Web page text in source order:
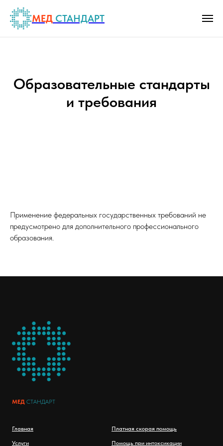
МЕД СТАНДАРТ
Образовательные стандарты
и требования
Применение федеральных государственных требований не
предусмотрено для дополнительного профессионального
образования.
МЕД СТАНДАРТ
Главная
Услуги
Платная скорая помощь
Помощь при интоксикации